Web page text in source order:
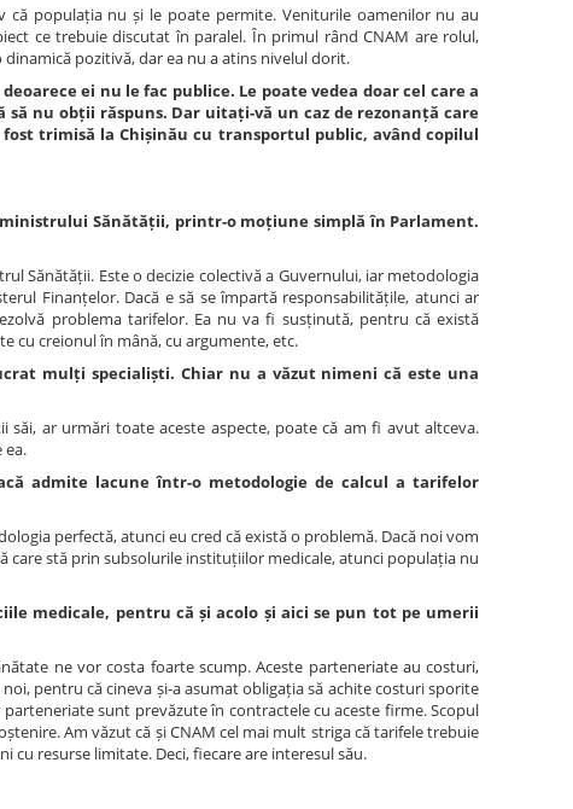
populația nu și le poate permite. Veniturile oamenilor nu au
ce trebuie discutat în paralel. În primul rând CNAM are rolul,
pozitivă, dar ea nu a atins nivelul dorit.
ei nu le fac publice. Le poate vedea doar cel care a
nu obții răspuns. Dar uitați-vă un caz de rezonanță care
trimisă la Chișinău cu transportul public, având copilul
Sănătății, printr-o moțiune simplă în Parlament.
Sănătății. Este o decizie colectivă a Guvernului, iar metodologia
Finanțelor. Dacă e să se împartă responsabilitățile, atunci ar
problema tarifelor. Ea nu va fi susținută, pentru că există
cu creionul în mână, cu argumente, etc.
mulți specialiști. Chiar nu a văzut nimeni că este una
săi, ar urmări toate aceste aspecte, poate că am fi avut altceva.
ea.
admite lacune într-o metodologie de calcul a tarifelor
perfectă, atunci eu cred că există o problemă. Dacă noi vom
care stă prin subsolurile instituțiilor medicale, atunci populația nu
medicale, pentru că și acolo și aici se pun tot pe umerii
ne vor costa foarte scump. Aceste parteneriate au costuri,
pentru că cineva și-a asumat obligația să achite costuri sporite
sunt prevăzute în contractele cu aceste firme. Scopul
Am văzut că și CNAM cel mai mult striga că tarifele trebuie
cu resurse limitate. Deci, fiecare are interesul său.